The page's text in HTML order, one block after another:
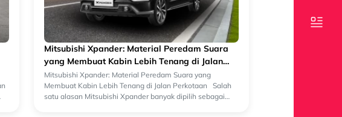
Mitsubishi Xpander: Material Peredam Suara
yang Membuat Kabin Lebih Tenang di Jalan
Perkotaan
Mitsubishi Xpander: Material Peredam Suara yang
Membuat Kabin Lebih Tenang di Jalan Perkotaan Salah
satu alasan Mitsubishi Xpander banyak dipilih sebagai